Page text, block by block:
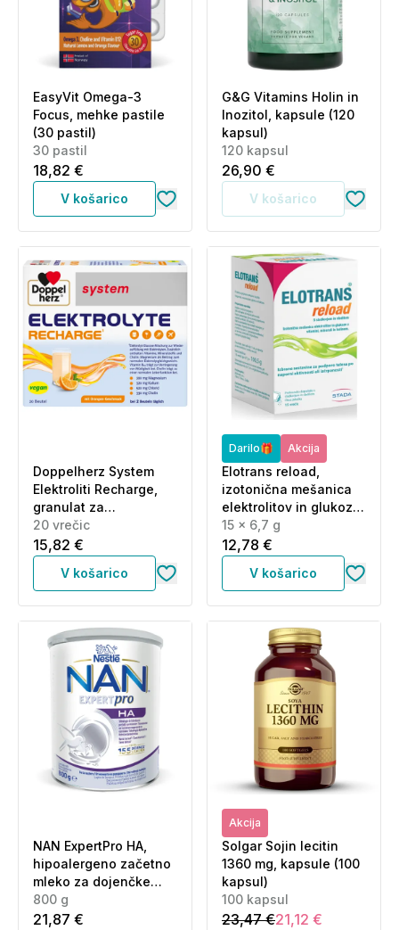
EasyVit Omega-3
Focus, mehke pastile
(30 pastil)
30 pastil
18,82 €
V košarico
G&G Vitamins Holin in
Inozitol, kapsule (120
kapsul)
120 kapsul
26,90 €
V košarico
Doppelherz System
Elektroliti Recharge,
granulat za
raztapljanje (20 vrečic)
20 vrečic
15,82 €
V košarico
Darilo🎁 Akcija
Elotrans reload,
izotonična mešanica
elektrolitov in glukoze
- okus jabolko -
vrečke (15 x 6,7 g)
15 x 6,7 g
12,78 €
V košarico
NAN ExpertPro HA,
hipoalergeno začetno
mleko za dojenčke
(800 g)
800 g
21,87 €
Akcija
Solgar Sojin lecitin
1360 mg, kapsule (100
kapsul)
100 kapsul
23,47 €21,12 €